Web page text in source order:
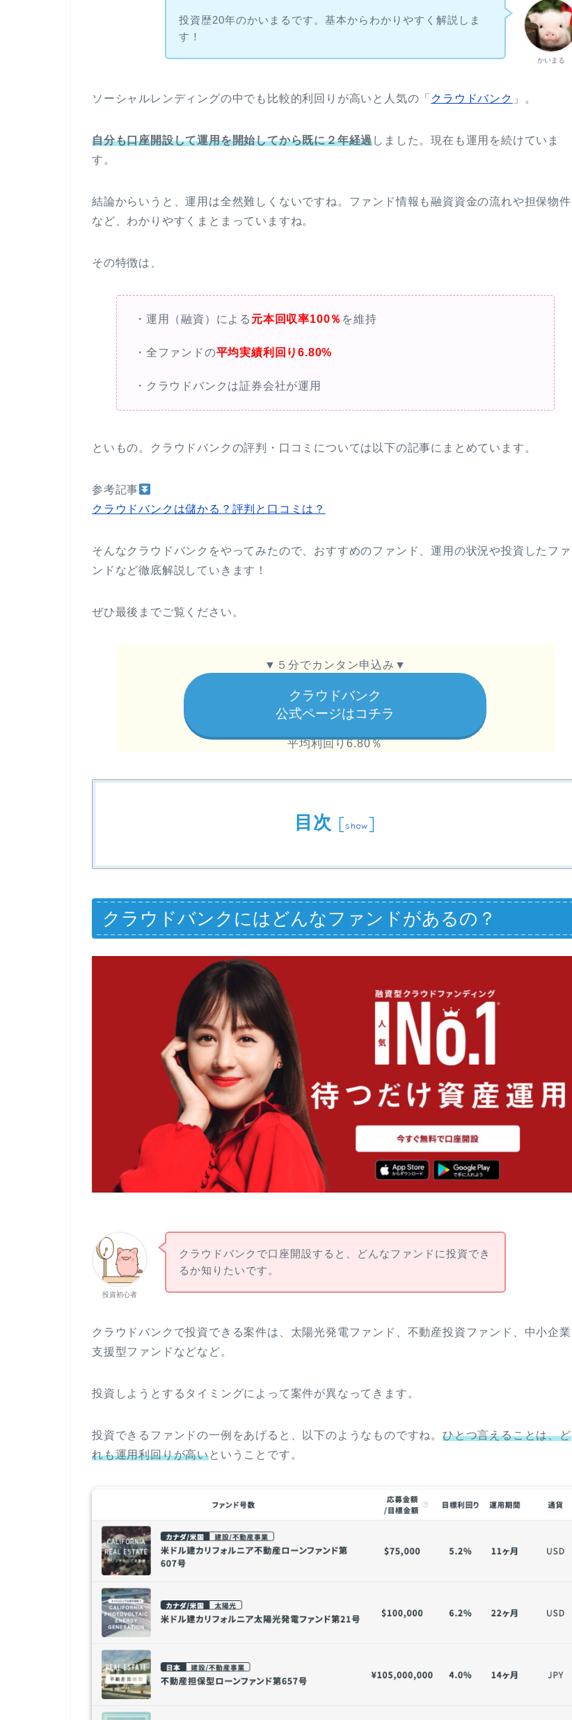
かいまる
投資歴20年のかいまるです。基本からわかりやすく解説しま
す！
ソーシャルレンディングの中でも比較的利回りが高いと人気の「 クラウドバンク 」。
自分も口座開設して運用を開始してから既に２年経過しました。現在も運用を続けていま
す。
結論からいうと、運用は全然難しくないですね。ファンド情報も融資資金の流れや担保物件
など、わかりやすくまとまっていますね。
その特徴は、
・運用（融資）による 元本回収率100％ を維持
・全ファンドの平均実績利回り6.80%
・クラウドバンクは証券会社が運用
といもの。クラウドバンクの評判・口コミについては以下の記事にまとめています。
参考記事
クラウドバンクは儲かる？評判と口コミは？
そんなクラウドバンクをやってみたので、おすすめのファンド、運用の状況や投資したファ
ンドなど徹底解説していきます！
ぜひ最後までご覧ください。
▼５分でカンタン申込み▼
クラウドバンク
公式ページはコチラ
平均利回り6.80％
目次 [show]
クラウドバンクにはどんなファンドがあるの？
投資初心者
クラウドバンクで口座開設すると、どんなファンドに投資でき
るか知りたいです。
クラウドバンクで投資できる案件は、太陽光発電ファンド、不動産投資ファンド、中小企業
支援型ファンドなどなど。
投資しようとするタイミングによって案件が異なってきます。
投資できるファンドの一例をあげると、以下のようなものですね。ひとつ言えることは、ど
れも運用利回りが高いということです。